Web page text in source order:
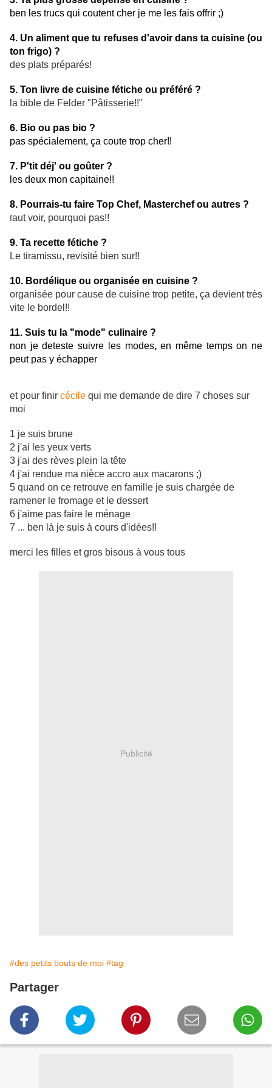
ben les trucs qui coutent cher je me les fais offrir ;)
4. Un aliment que tu refuses d'avoir dans ta cuisine (ou
ton frigo) ?
des plats préparés!
5. Ton livre de cuisine fétiche ou préféré ?
la bible de Felder "Pâtisserie!!"
6. Bio ou pas bio ?
pas spécialement, ça coute trop cher!!
7. P'tit déj' ou goûter ?
les deux mon capitaine!!
8. Pourrais-tu faire Top Chef, Masterchef ou autres ?
faut voir, pourquoi pas!!
9. Ta recette fétiche ?
Le tiramissu, revisité bien sur!!
10. Bordélique ou organisée en cuisine ?
organisée pour cause de cuisine trop petite, ça devient très
vite le bordel!!
11. Suis tu la "mode" culinaire ?
non je deteste suivre les modes, en même temps on ne
peut pas y échapper
et pour finir cécile qui me demande de dire 7 choses sur
moi
1 je suis brune
2 j'ai les yeux verts
3 j'ai des rèves plein la tête
4 j'ai rendue ma nièce accro aux macarons ;)
5 quand on ce retrouve en famille je suis chargée de
ramener le fromage et le dessert
6 j'aime pas faire le ménage
7 ... ben là je suis à cours d'idées!!
merci les filles et gros bisous à vous tous
Publicité
#des petits bouts de moi #tag
Partager